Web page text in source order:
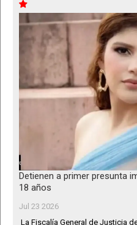
Detienen a primer presunta
18 años
Jul 23 2026
La Fiscalía General de Justicia